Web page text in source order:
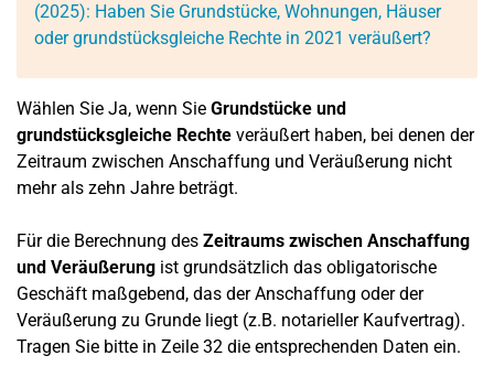
(2025): Haben Sie Grundstücke, Wohnungen, Häuser
oder grundstücksgleiche Rechte in 2021 veräußert?
Wählen Sie Ja, wenn Sie Grundstücke und
grundstücksgleiche Rechte veräußert haben, bei denen der
Zeitraum zwischen Anschaffung und Veräußerung nicht
mehr als zehn Jahre beträgt.
Für die Berechnung des Zeitraums zwischen Anschaffung
und Veräußerung ist grundsätzlich das obligatorische
Geschäft maßgebend, das der Anschaffung oder der
Veräußerung zu Grunde liegt (z.B. notarieller Kaufvertrag).
Tragen Sie bitte in Zeile 32 die entsprechenden Daten ein.